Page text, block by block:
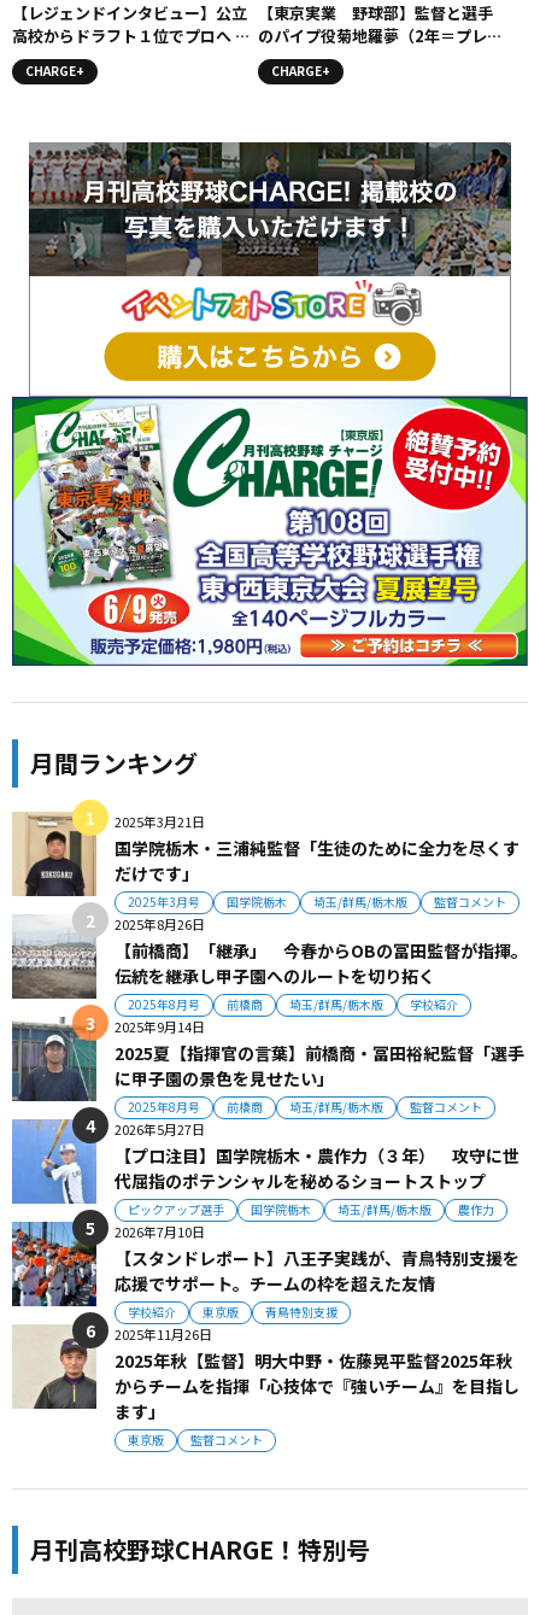
【レジェンドインタビュー】公立
高校からドラフト１位でプロへ 最
速154キロのエクスプレス内 竜
也（元千葉ロッテマリーンズ） #
CHARGE+
【東京実業 野球部】監督と選手
のパイプ役菊地羅夢（2年＝プレイ
ングマネージャー）
CHARGE+
月間ランキング
2025年3月21日
国学院栃木・三浦純監督「生徒のために全力を尽くす
だけです」
2025年3月号 国学院栃木 埼玉/群馬/栃木版 監督コメント
2025年8月26日
【前橋商】「継承」 今春からOBの冨田監督が指揮。
伝統を継承し甲子園へのルートを切り拓く
2025年8月号 前橋商 埼玉/群馬/栃木版 学校紹介
2025年9月14日
2025夏【指揮官の言葉】前橋商・冨田裕紀監督「選手
に甲子園の景色を見せたい」
2025年8月号 前橋商 埼玉/群馬/栃木版 監督コメント
2026年5月27日
【プロ注目】国学院栃木・農作力（３年） 攻守に世
代屈指のポテンシャルを秘めるショートストップ
ピックアップ選手 国学院栃木 埼玉/群馬/栃木版 農作力
2026年7月10日
【スタンドレポート】八王子実践が、青鳥特別支援を
応援でサポート。チームの枠を超えた友情
学校紹介 東京版 青鳥特別支援
2025年11月26日
2025年秋【監督】明大中野・佐藤晃平監督2025年秋
からチームを指揮「心技体で『強いチーム』を目指し
ます」
東京版 監督コメント
月刊高校野球CHARGE！特別号